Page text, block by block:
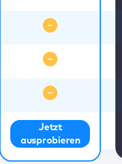
Jetzt
ausprobieren